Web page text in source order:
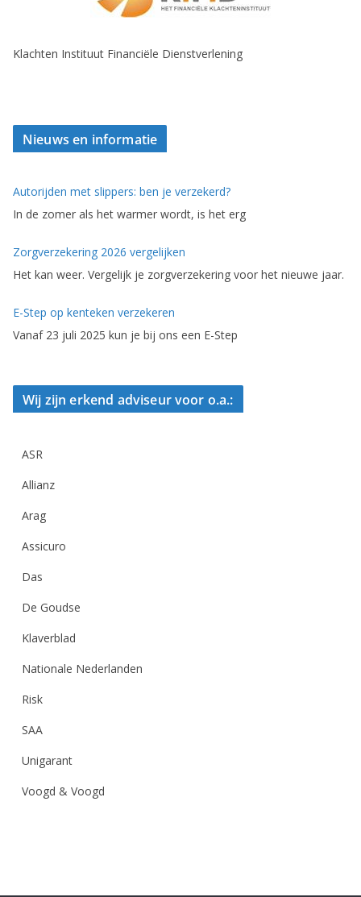
Klachten Instituut Financiële Dienstverlening
Nieuws en informatie
Autorijden met slippers: ben je verzekerd?
In de zomer als het warmer wordt, is het erg
Zorgverzekering 2026 vergelijken
Het kan weer. Vergelijk je zorgverzekering voor het nieuwe jaar.
E-Step op kenteken verzekeren
Vanaf 23 juli 2025 kun je bij ons een E-Step
Wij zijn erkend adviseur voor o.a.:
ASR
Allianz
Arag
Assicuro
Das
De Goudse
Klaverblad
Nationale Nederlanden
Risk
SAA
Unigarant
Voogd & Voogd